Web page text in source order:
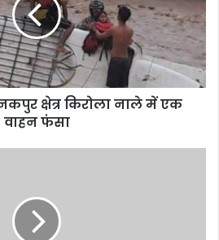
क्षेत्र किरोला नाले में एक
वाहन फंसा